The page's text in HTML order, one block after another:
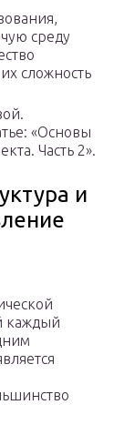
среду
сложность
«Основы
Часть 2».
и
каждый